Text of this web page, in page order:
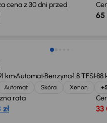
cena z 30 dni przed
65
kmAutomatBenzyna1.8 TFSI88
Automat Skóra Xenon
rata
33